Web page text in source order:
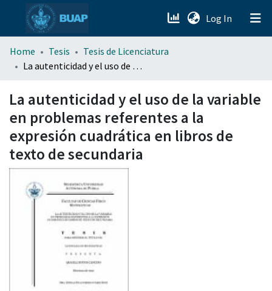
Log In (current)
menu.section.about_menu
Home Tesis
Tesis de Licenciatura
La autenticidad y el uso de la variable en problemas referentes a la expresión cuadrática en libros de texto de secundaria
La autenticidad y el uso de la variable
en problemas referentes a la
expresión cuadrática en libros de
texto de secundaria